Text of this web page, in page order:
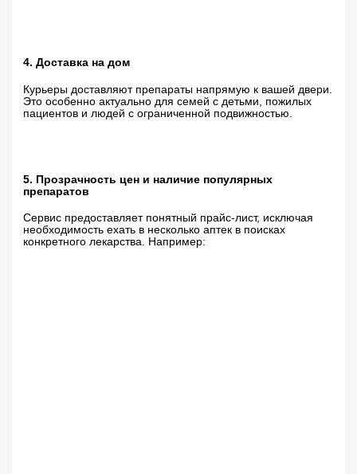
4. Доставка на дом
Курьеры доставляют препараты напрямую к вашей двери.
Это особенно актуально для семей с детьми, пожилых
пациентов и людей с ограниченной подвижностью.
5. Прозрачность цен и наличие популярных
препаратов
Сервис предоставляет понятный прайс-лист, исключая
необходимость ехать в несколько аптек в поисках
конкретного лекарства. Например: